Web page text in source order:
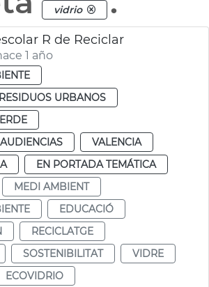
vidrio
R de Reciclar
1 año
URBANOS
VALENCIA
EN PORTADA TEMÁTICA
MEDI AMBIENT
EDUCACIÓ
RECICLATGE
SOSTENIBILITAT
VIDRE
ECOVIDRIO